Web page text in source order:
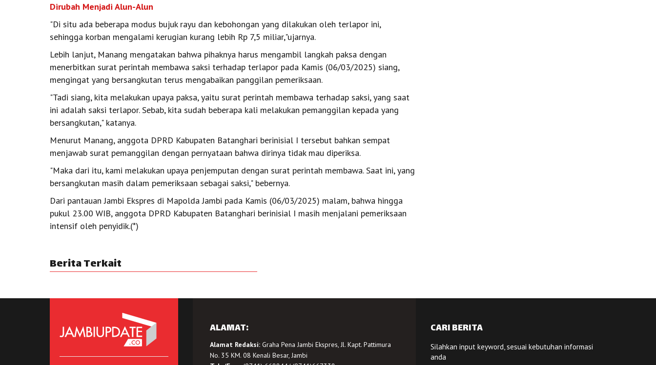
Dirubah Menjadi Alun-Alun
"Di situ ada beberapa modus bujuk rayu dan kebohongan yang dilakukan oleh terlapor ini,
sehingga korban mengalami kerugian kurang lebih Rp 7,5 miliar,"ujarnya.
Lebih lanjut, Manang mengatakan bahwa pihaknya harus mengambil langkah paksa dengan
menerbitkan surat perintah membawa saksi terhadap terlapor pada Kamis (06/03/2025) siang,
mengingat yang bersangkutan terus mengabaikan panggilan pemeriksaan.
"Tadi siang, kita melakukan upaya paksa, yaitu surat perintah membawa terhadap saksi, yang saat
ini adalah saksi terlapor. Sebab, kita sudah beberapa kali melakukan pemanggilan kepada yang
bersangkutan," katanya.
Menurut Manang, anggota DPRD Kabupaten Batanghari berinisial I tersebut bahkan sempat
menjawab surat pemanggilan dengan pernyataan bahwa dirinya tidak mau diperiksa.
"Maka dari itu, kami melakukan upaya penjemputan dengan surat perintah membawa. Saat ini, yang
bersangkutan masih dalam pemeriksaan sebagai saksi," bebernya.
Dari pantauan Jambi Ekspres di Mapolda Jambi pada Kamis (06/03/2025) malam, bahwa hingga
pukul 23.00 WIB, anggota DPRD Kabupaten Batanghari berinisial I masih menjalani pemeriksaan
intensif oleh penyidik.(*)
Berita Terkait
ALAMAT:
Alamat Redaksi:Graha Pena Jambi Ekspres, Jl. Kapt. Pattimura
No. 35 KM. 08 Kenali Besar, Jambi
CARI BERITA
Silahkan input keyword, sesuai kebutuhan informasi
anda